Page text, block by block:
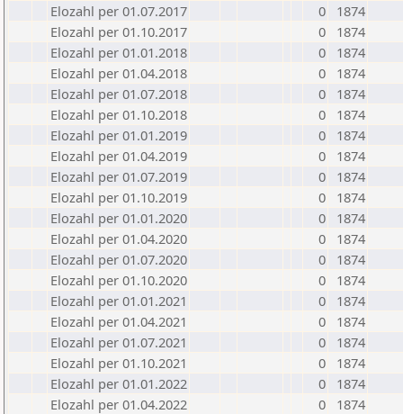
Elozahl per 01.07.2017
0
1874
Elozahl per 01.10.2017
0
1874
Elozahl per 01.01.2018
0
1874
Elozahl per 01.04.2018
0
1874
Elozahl per 01.07.2018
0
1874
Elozahl per 01.10.2018
0
1874
Elozahl per 01.01.2019
0
1874
Elozahl per 01.04.2019
0
1874
Elozahl per 01.07.2019
0
1874
Elozahl per 01.10.2019
0
1874
Elozahl per 01.01.2020
0
1874
Elozahl per 01.04.2020
0
1874
Elozahl per 01.07.2020
0
1874
Elozahl per 01.10.2020
0
1874
Elozahl per 01.01.2021
0
1874
Elozahl per 01.04.2021
0
1874
Elozahl per 01.07.2021
0
1874
Elozahl per 01.10.2021
0
1874
Elozahl per 01.01.2022
0
1874
Elozahl per 01.04.2022
0
1874